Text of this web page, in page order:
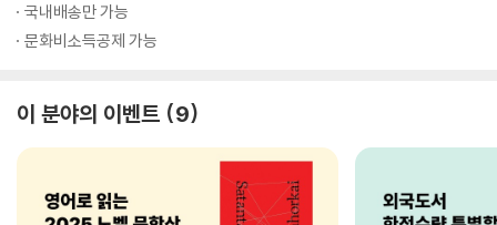
국내배송만 가능
문화비소득공제 가능
이 분야의 이벤트 9